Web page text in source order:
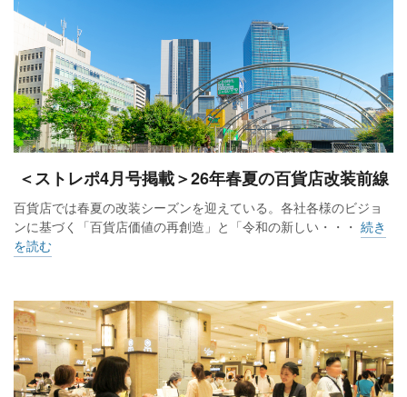
＜ストレポ4月号掲載＞26年春夏の百貨店改装前線
百貨店では春夏の改装シーズンを迎えている。各社各様のビジョ
ンに基づく「百貨店価値の再創造」と「令和の新しい・・・ 続き
を読む